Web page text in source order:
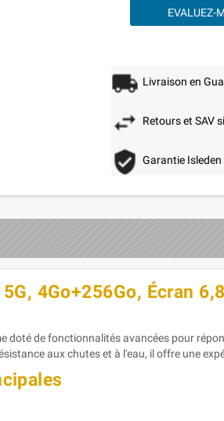
EVALUEZ-
Livraison en
Retours et SAV
Garantie Isleden
4Go+256Go, Écran
doté de fonctionnalités avancées pour
aux chutes et à l'eau, il offre une